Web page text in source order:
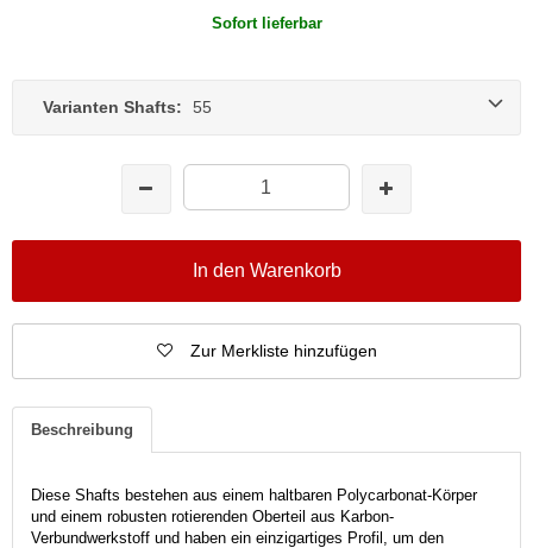
Sofort lieferbar
Varianten Shafts: 55
In den Warenkorb
Zur Merkliste hinzufügen
Beschreibung
Diese Shafts bestehen aus einem haltbaren Polycarbonat-Körper
und einem robusten rotierenden Oberteil aus Karbon-
Verbundwerkstoff und haben ein einzigartiges Profil, um den